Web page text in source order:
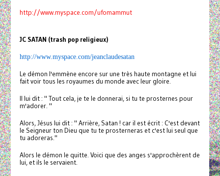
http://www.myspace.com/ufomammut
JC SATAN (trash pop religieux)
http://www.myspace.com/jeanclaudesatan
Le démon l'emmène encore sur une très haute montagne et lui
fait voir tous les royaumes du monde avec leur gloire.
Il lui dit : " Tout cela, je te le donnerai, si tu te prosternes pour
m'adorer. "
Alors, Jésus lui dit : " Arrière, Satan ! car il est écrit : C'est devant
le Seigneur ton Dieu que tu te prosterneras et c'est lui seul que
tu adoreras."
Alors le démon le quitte. Voici que des anges s'approchèrent de
lui, et ils le servaient.